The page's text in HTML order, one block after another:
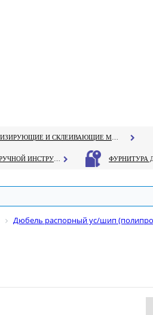
Дюбель распорный ус/шип